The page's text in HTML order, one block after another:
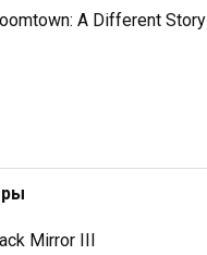
A Different Story
Mirror III